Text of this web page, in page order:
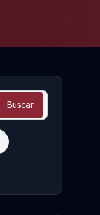
Buscar